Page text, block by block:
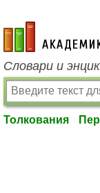
academic.ru
Словари и
Толкования